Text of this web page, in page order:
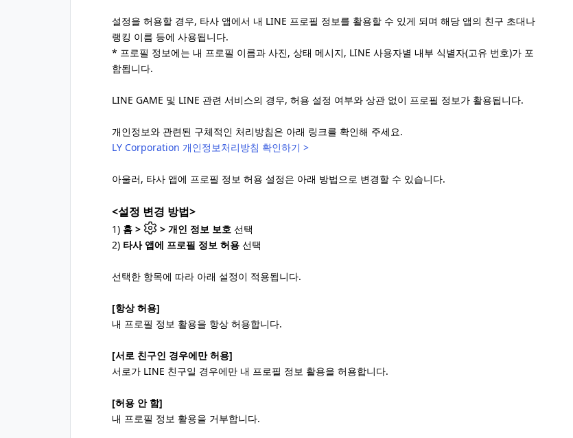
설정을 허용할 경우, 타사 앱에서 내 LINE 프로필 정보를 활용할 수 있게 되며 해당 앱의 친구 초대나
랭킹 이름 등에 사용됩니다.
* 프로필 정보에는 내 프로필 이름과 사진, 상태 메시지, LINE 사용자별 내부 식별자(고유 번호)가 포
함됩니다.
LINE GAME 및 LINE 관련 서비스의 경우, 허용 설정 여부와 상관 없이 프로필 정보가 활용됩니다.
개인정보와 관련된 구체적인 처리방침은 아래 링크를 확인해 주세요.
LY Corporation 개인정보처리방침 확인하기 >
아울러, 타사 앱에 프로필 정보 허용 설정은 아래 방법으로 변경할 수 있습니다.
<설정 변경 방법>
1) 홈 > > 개인 정보 보호 선택
2) 타사 앱에 프로필 정보 허용 선택
선택한 항목에 따라 아래 설정이 적용됩니다.
[항상 허용]
내 프로필 정보 활용을 항상 허용합니다.
[서로 친구인 경우에만 허용]
서로가 LINE 친구일 경우에만 내 프로필 정보 활용을 허용합니다.
[허용 안 함]
내 프로필 정보 활용을 거부합니다.